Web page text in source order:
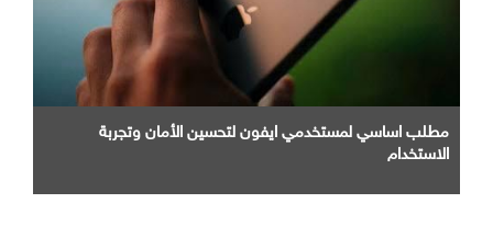
مطلب اساسي لمستخدمي ايفون لتحسين الأمان وتجربة
الاستخدام